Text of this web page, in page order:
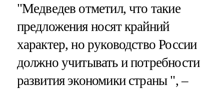
"Медведев отметил, что такие
предложения носят крайний
характер, но руководство России
должно учитывать и потребности
развития экономики страны ", –